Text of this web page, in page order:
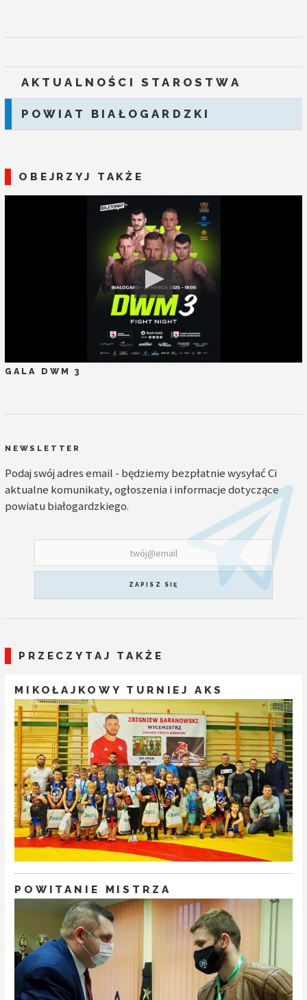
AKTUALNOŚCI STAROSTWA
POWIAT BIAŁOGARDZKI
OBEJRZYJ TAKŻE
GALA DWM 3
NEWSLETTER
Podaj swój adres email - będziemy bezpłatnie wysyłać Ci
aktualne komunikaty, ogłoszenia i informacje dotyczące
powiatu białogardzkiego.
ZAPISZ SIĘ
PRZECZYTAJ TAKŻE
MIKOŁAJKOWY TURNIEJ AKS
POWITANIE MISTRZA